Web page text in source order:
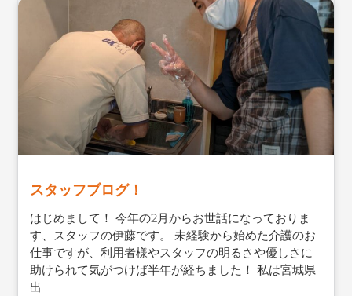
スタッフブログ！
はじめまして！ 今年の2月からお世話になっておりま
す、スタッフの伊藤です。 未経験から始めた介護のお
仕事ですが、利用者様やスタッフの明るさや優しさに
助けられて気がつけば半年が経ちました！ 私は宮城県
出